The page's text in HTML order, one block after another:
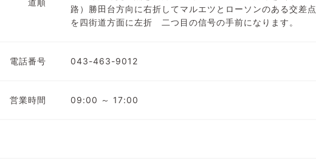
道順
路）勝田台方向に右折してマルエツとローソンのある交差点
を四街道方面に左折 二つ目の信号の手前になります。
電話番号 043-463-9012
営業時間 09:00 ～ 17:00